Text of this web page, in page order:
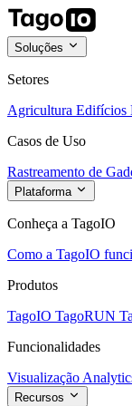
Soluções
Setores
Agricultura Edifícios
Casos de Uso
Rastreamento de
Plataforma
Conheça a TagoIO
Como a TagoIO
Produtos
TagoIO TagoRUN
Funcionalidades
Visualização
Recursos